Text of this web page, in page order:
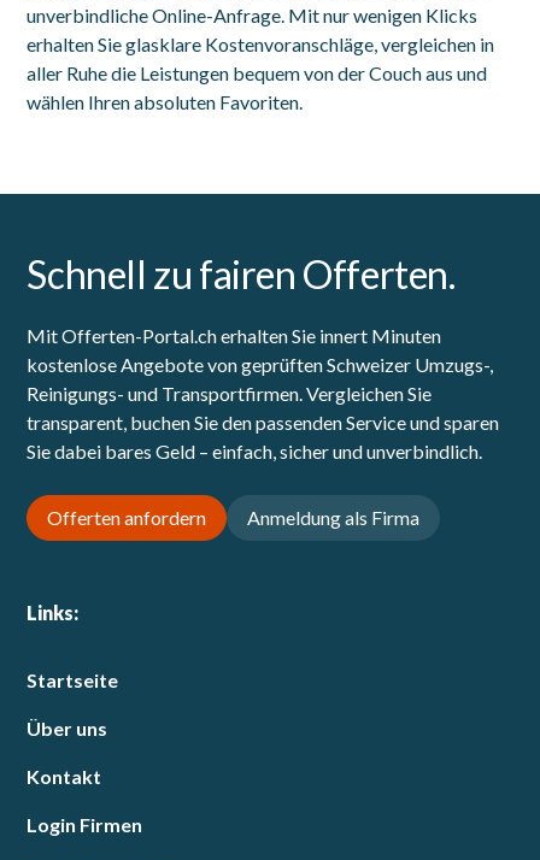
unverbindliche Online-Anfrage. Mit nur wenigen Klicks
erhalten Sie glasklare Kostenvoranschläge, vergleichen in
aller Ruhe die Leistungen bequem von der Couch aus und
wählen Ihren absoluten Favoriten.
Schnell zu fairen Offerten.
Mit Offerten-Portal.ch erhalten Sie innert Minuten
kostenlose Angebote von geprüften Schweizer Umzugs-,
Reinigungs- und Transportfirmen. Vergleichen Sie
transparent, buchen Sie den passenden Service und sparen
Sie dabei bares Geld – einfach, sicher und unverbindlich.
Offerten anfordern Anmeldung als Firma
Links:
Startseite
Über uns
Kontakt
Login Firmen